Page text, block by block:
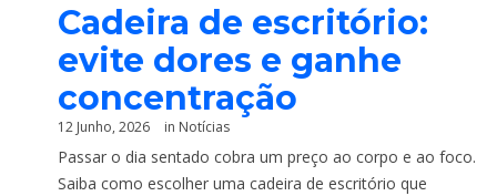
Cadeira de escritório:
evite dores e ganhe
concentração
12 Junho, 2026 in Notícias
Passar o dia sentado cobra um preço ao corpo e ao foco.
Saiba como escolher uma cadeira de escritório que